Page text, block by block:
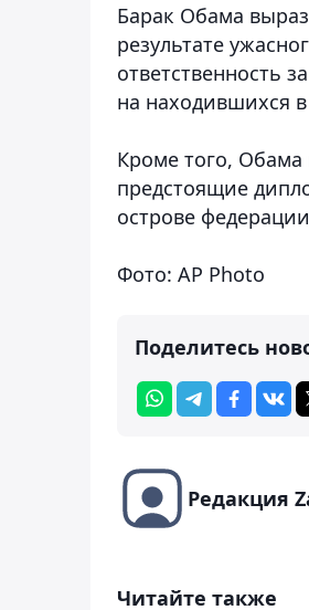
Барак Обама
результате
ответственность
на находившихся
Кроме того, Обама
предстоящие
острове
Фото: AP Photo
Поделитесь
Редакция
Читайте также